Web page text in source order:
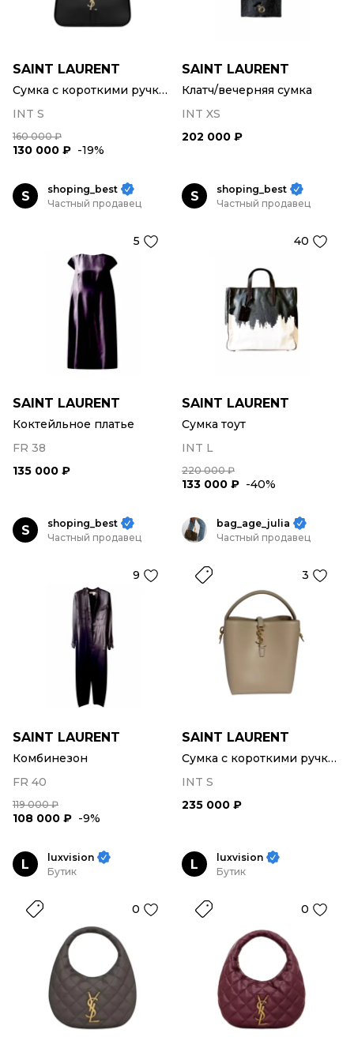
SAINT LAURENT
Сумка с короткими ручками
INT S
160 000 ₽
130 000 ₽ -19%
SAINT LAURENT
Клатч/вечерняя сумка
INT XS
202 000 ₽
S
shoping_best
Частный продавец
5
SAINT LAURENT
Коктейльное платье
FR 38
135 000 ₽
S
shoping_best
Частный продавец
40
SAINT LAURENT
Сумка тоут
INT L
220 000 ₽
133 000 ₽ -40%
S
shoping_best
Частный продавец
9
SAINT LAURENT
Комбинезон
FR 40
119 000 ₽
108 000 ₽ -9%
bag_age_julia
Частный продавец
3
SAINT LAURENT
Сумка с короткими ручками
INT S
235 000 ₽
L
luxvision
Бутик
0
L
luxvision
Бутик
0